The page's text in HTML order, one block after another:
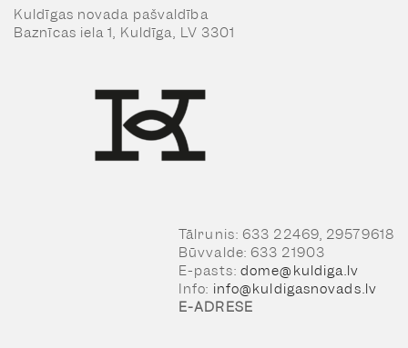
Kuldīgas novada pašvaldība
Baznīcas iela 1, Kuldīga, LV 3301
Tālrunis: 633 22469, 29579618
Būvvalde: 633 21903
E-pasts: dome@kuldiga.lv
Info: info@kuldigasnovads.lv
E-ADRESE